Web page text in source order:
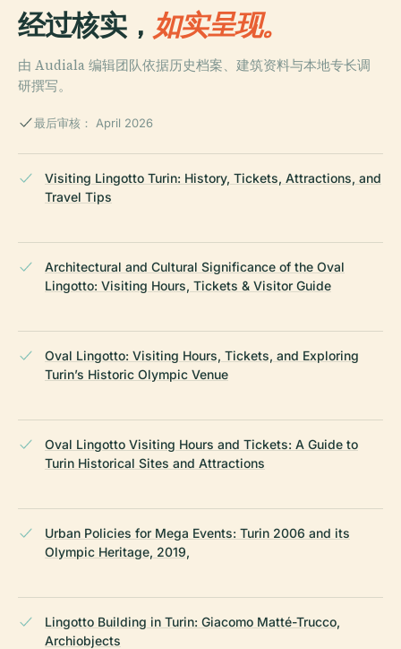
经过核实， 如实呈现。
由 Audiala 编辑团队依据历史档案、建筑资料与本地专长调
研撰写。
最后审核： April 2026
Visiting Lingotto Turin: History, Tickets, Attractions, and
Travel Tips
Architectural and Cultural Significance of the Oval
Lingotto: Visiting Hours, Tickets & Visitor Guide
Oval Lingotto: Visiting Hours, Tickets, and Exploring
Turin’s Historic Olympic Venue
Oval Lingotto Visiting Hours and Tickets: A Guide to
Turin Historical Sites and Attractions
Urban Policies for Mega Events: Turin 2006 and its
Olympic Heritage, 2019,
Lingotto Building in Turin: Giacomo Matté-Trucco,
Archiobjects